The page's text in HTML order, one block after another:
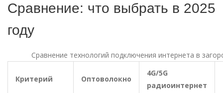
Сравнение: что выбрать в 2025
году
Сравнение технологий подключения интернета в
Критерий Оптоволокно
4G/5G
радиоинтернет